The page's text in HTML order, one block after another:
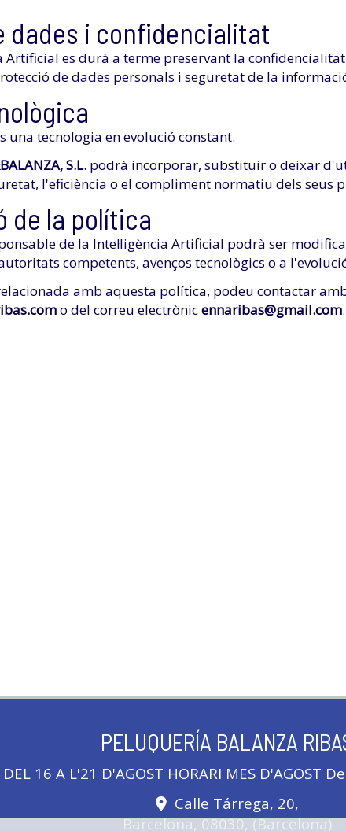
dades i confidencialitat
Artificial es durà a terme preservant la
de dades personals i seguretat de la
una tecnologia en evolució constant.
S.L. podrà incorporar, substituir o deixar
l'eficiència o el compliment normatiu dels seus
de la política
de la Intel·ligència Artificial podrà ser
competents, avenços tecnològics o a
amb aquesta política, podeu contactar
o del correu electrònicennaribas@gmail.com.
PELUQUERÍA BALANZA
16 A L'21 D'AGOST HORARI MES D'AGOST
Calle Tárrega, 20,
Barcelona,08030,(Barcelona)